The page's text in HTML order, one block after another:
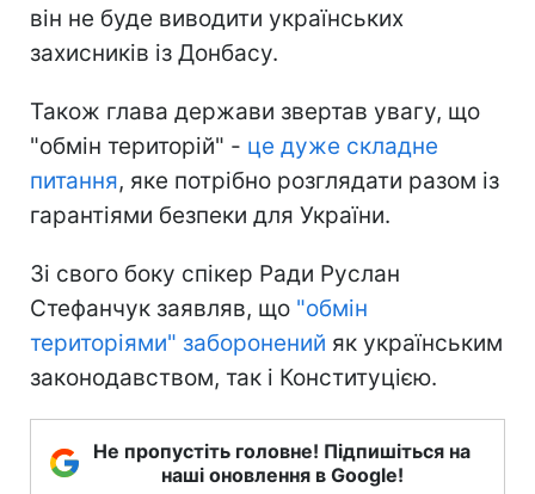
він не буде виводити українських
захисників із Донбасу.
Також глава держави звертав увагу, що
"обмін територій" - це дуже складне
питання, яке потрібно розглядати разом із
гарантіями безпеки для України.
Зі свого боку спікер Ради Руслан
Стефанчук заявляв, що "обмін
територіями" заборонений як українським
законодавством, так і Конституцією.
Не пропустіть головне! Підпишіться на
наші оновлення в Google!